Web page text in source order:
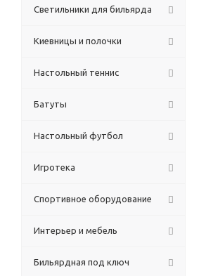
Светильники для бильярда
Киевницы и полочки
Настольный теннис
Батуты
Настольный футбол
Игротека
Спортивное оборудование
Интерьер и мебель
Бильярдная под ключ